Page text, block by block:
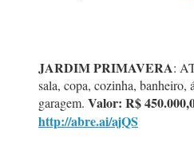
JARDIM PRIMAVERA:
sala, copa, cozinha, banheiro,
garagem. Valor: R$
http://abre.ai/ajQS